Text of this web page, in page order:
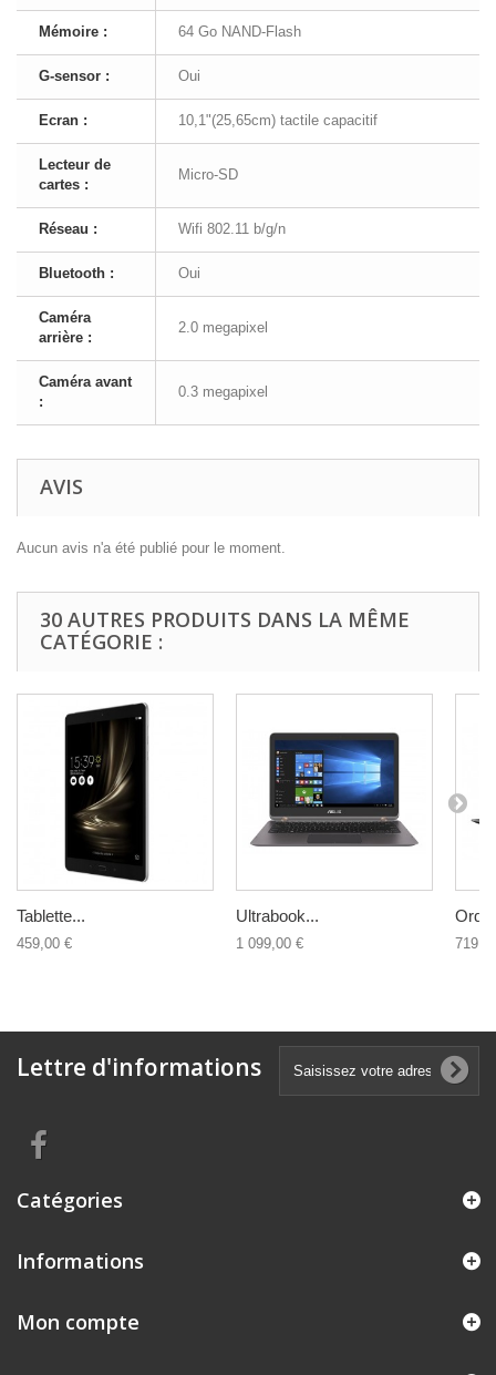
Mémoire : 64 Go NAND-Flash
G-sensor : Oui
Ecran : 10,1"(25,65cm) tactile capacitif
Lecteur de
cartes :
Micro-SD
Réseau : Wifi 802.11 b/g/n
Bluetooth : Oui
Caméra
arrière :
2.0 megapixel
Caméra avant
:
0.3 megapixel
AVIS
Aucun avis n'a été publié pour le moment.
30 AUTRES PRODUITS DANS LA MÊME
CATÉGORIE :
Tablette...
459,00 €
Ultrabook...
1 099,00 €
Lettre d'informations
Catégories
Informations
Mon compte